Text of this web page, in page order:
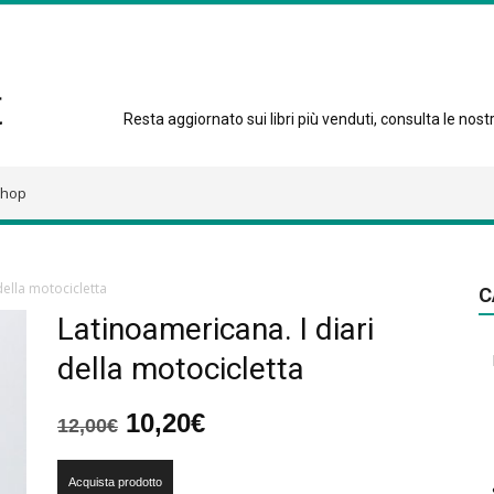
Resta aggiornato sui libri più venduti, consulta le
motocicletta
Latinoamericana. I diari
della motocicletta
12,00€ Il
prezzo
originale
10,20€Il
Acquista prodotto